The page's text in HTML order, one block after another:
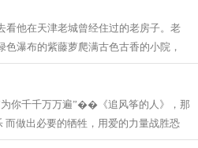
看他在天津老城曾经住过的老房子。老
瀑布的紫藤萝爬满古色古香的小院，
，眼...
你千千万万遍”��《追风筝的人》，那
而做出必要的牺牲，用爱的力量战胜恐